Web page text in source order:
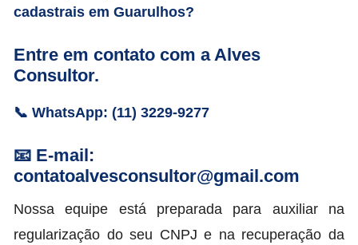
cadastrais em Guarulhos?
Entre em contato com a Alves
Consultor.
📞 WhatsApp: (11) 3229-9277
📧 E-mail:
contatoalvesconsultor@gmail.com
Nossa equipe está preparada para auxiliar na
regularização do seu CNPJ e na recuperação da